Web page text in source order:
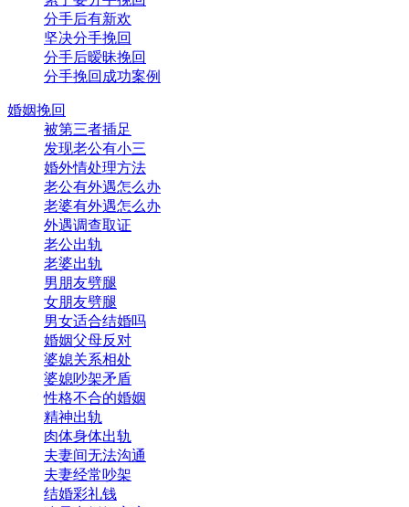
分手后有新欢
坚决分手挽回
分手后暧昧挽回
分手挽回成功案例
婚姻挽回
被第三者插足
发现老公有小三
婚外情处理方法
老公有外遇怎么办
老婆有外遇怎么办
外遇调查取证
老公出轨
老婆出轨
男朋友劈腿
女朋友劈腿
男女适合结婚吗
婚姻父母反对
婆媳关系相处
婆媳吵架矛盾
性格不合的婚姻
精神出轨
肉体身体出轨
夫妻间无法沟通
夫妻经常吵架
结婚彩礼钱